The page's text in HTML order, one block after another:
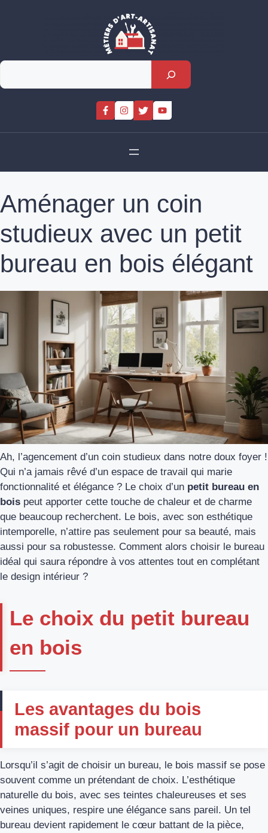
Rechercher
Aménager un coin
studieux avec un petit
bureau en bois élégant
Ah, l’agencement d’un coin studieux dans notre doux foyer !
Qui n’a jamais rêvé d’un espace de travail qui marie
fonctionnalité et élégance ? Le choix d’un petit bureau en
bois peut apporter cette touche de chaleur et de charme
que beaucoup recherchent. Le bois, avec son esthétique
intemporelle, n’attire pas seulement pour sa beauté, mais
aussi pour sa robustesse. Comment alors choisir le bureau
idéal qui saura répondre à vos attentes tout en complétant
le design intérieur ?
Le choix du petit bureau
en bois
Les avantages du bois
massif pour un bureau
Lorsqu’il s’agit de choisir un bureau, le bois massif se pose
souvent comme un prétendant de choix. L’esthétique
naturelle du bois, avec ses teintes chaleureuses et ses
veines uniques, respire une élégance sans pareil. Un tel
bureau devient rapidement le cœur battant de la pièce,